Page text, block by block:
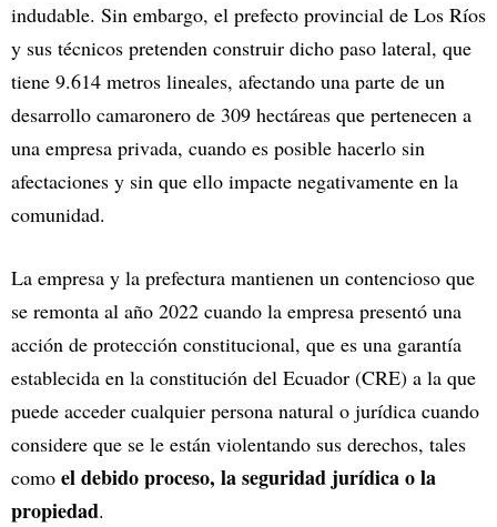
indudable. Sin embargo, el prefecto provincial de Los Ríos
y sus técnicos pretenden construir dicho paso lateral, que
tiene 9.614 metros lineales, afectando una parte de un
desarrollo camaronero de 309 hectáreas que pertenecen a
una empresa privada, cuando es posible hacerlo sin
afectaciones y sin que ello impacte negativamente en la
comunidad.
La empresa y la prefectura mantienen un contencioso que
se remonta al año 2022 cuando la empresa presentó una
acción de protección constitucional, que es una garantía
establecida en la constitución del Ecuador (CRE) a la que
puede acceder cualquier persona natural o jurídica cuando
considere que se le están violentando sus derechos, tales
como el debido proceso, la seguridad jurídica o la
propiedad.